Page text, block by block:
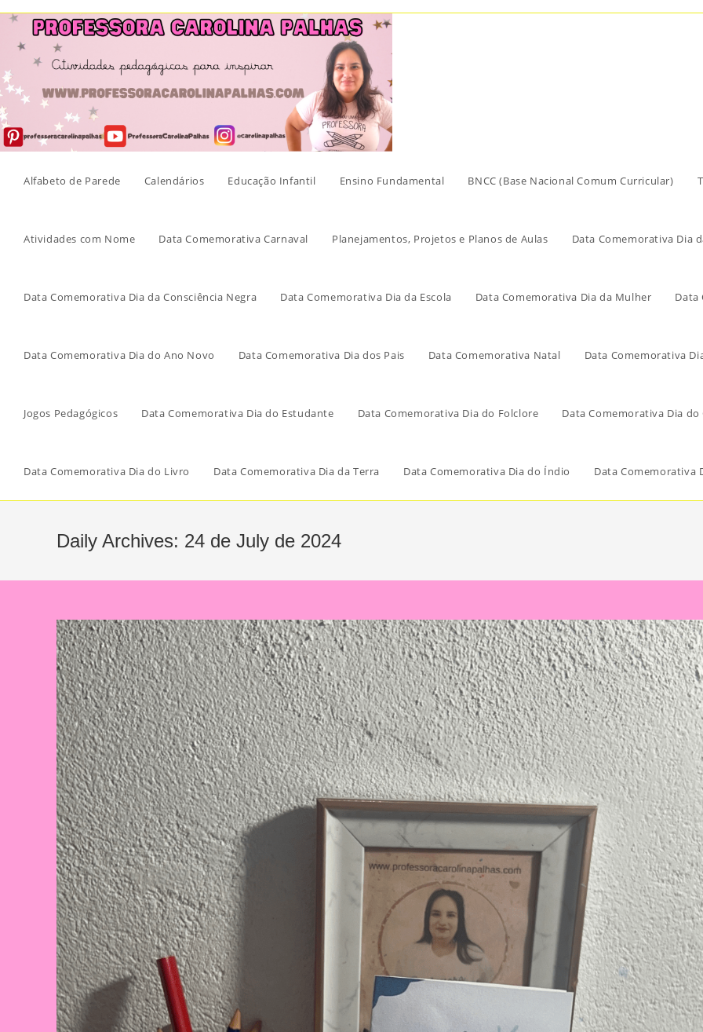
Skip
content
Alfabeto de Parede Calendários Educação Infantil Ensino Fundamental BNCC (Base Nacional Comum Curricular)
Atividades com Nome Data Comemorativa Carnaval Planejamentos, Projetos e Planos de Aulas Data Comemorativa Dia
Data Comemorativa Dia da Consciência Negra Data Comemorativa Dia da Escola Data Comemorativa Dia da Mulher Data
Data Comemorativa Dia do Ano Novo Data Comemorativa Dia dos Pais Data Comemorativa Natal Data Comemorativa
Jogos Pedagógicos Data Comemorativa Dia do Estudante Data Comemorativa Dia do Folclore Data Comemorativa Dia do
Data Comemorativa Dia do Livro Data Comemorativa Dia da Terra Data Comemorativa Dia do Índio Data Comemorativa
Daily Archives: 24 de July de 2024